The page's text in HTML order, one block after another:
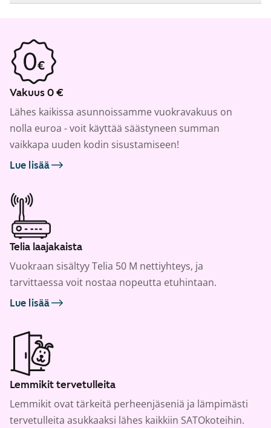
Vakuus 0 €
Lähes kaikissa asunnoissamme vuokravakuus on
nolla euroa - voit käyttää säästyneen summan
vaikkapa uuden kodin sisustamiseen!
Lue lisää
Telia laajakaista
Vuokraan sisältyy Telia 50 M nettiyhteys, ja
tarvittaessa voit nostaa nopeutta etuhintaan.
Lue lisää
Lemmikit tervetulleita
Lemmikit ovat tärkeitä perheenjäseniä ja lämpimästi
tervetulleita asukkaaksi lähes kaikkiin SATOkoteihin.